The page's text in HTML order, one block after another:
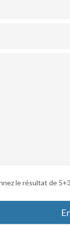
le résultat de